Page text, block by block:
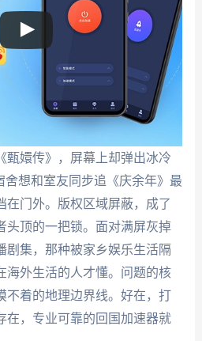
甄嬛传》，屏幕上却弹出冰冷
舍想和室友同步追《庆余年》最
在门外。版权区域屏蔽，成了
头顶的一把锁。面对满屏灰掉
剧集，那种被家乡娱乐生活隔
海外生活的人才懂。问题的核
不着的地理边界线。好在，打
在，专业可靠的回国加速器就